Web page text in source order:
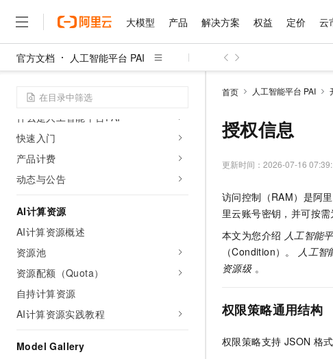
大模型 产品 解决方案 权益 定价 云
官方文档 人工智能平台 PAI
开始使用
什么是人工智能平台PAI
快速入门
产品计费
动态与公告
AI计算资源
AI计算资源概述
资源池
资源配额（Quota）
自持计算资源
AI计算资源实践教程
Model Gallery
首页 人工智能平台 PAI
授权信息
更新时间： 2026-07-16
访问控制（RAM）是阿
里云账号密钥，并可按
本文为您介绍 人工智能
（Condition）。
人工智
资源级 。
权限策略通用结构
权限策略支持 JSON 格
大模型
千问AI平台
Qwen3.8-Max HOT
Qwen3.7-Plus
能看、能想、能动手的多模态智能
产品
精选产品
人工智能与机器学习
计算
容器
存储
网络与CDN
安全
中间件
精选产品
大模型服务与应用平台
多元化、高性能、安全可靠的大模
无影云电脑
随时随地安全接入的云上超级电脑
云解析DNS
云原生大数据计算服务
解决方案
精选解决方案
AI
互联网应用开发
大数据
安全
网络
可观测
精选解决方案
企业级Agent产品，直接交付可用
HappyHorse 打造一站式影视
快速拥有专属 OpenClaw
权益 普惠上云
云服务器38元/年起，超值低价云
推荐新用户得奖励，单订单最高返
云工开物
高校专属算力普惠，学生认证享
免费试用
解决方案免费试用 新老同享
AI 产品 免费试用
定价 产品定价
了解云产品的定价详情
云上成本管理
管理和优化成本
云市场 精选商城
多端小程序
观测云
Tuya 物联网平台阿里云版
蓝凌 OA
畅捷通
伙伴 成为销售伙伴
咨询伙伴
销售伙伴合作计划
无影生态合作计划
Salesforce On Alibaba Cloud
Consulting Partner 合作计划
AI 大模型销售与服务生态合作
服务 售前咨询
售后服务
自助服务
在线服务
工单服务
短信专区
了解阿里云 为什么选择阿里云
技术领先
分析师报告
研究报告与白皮书
天池大赛
入门学习赛